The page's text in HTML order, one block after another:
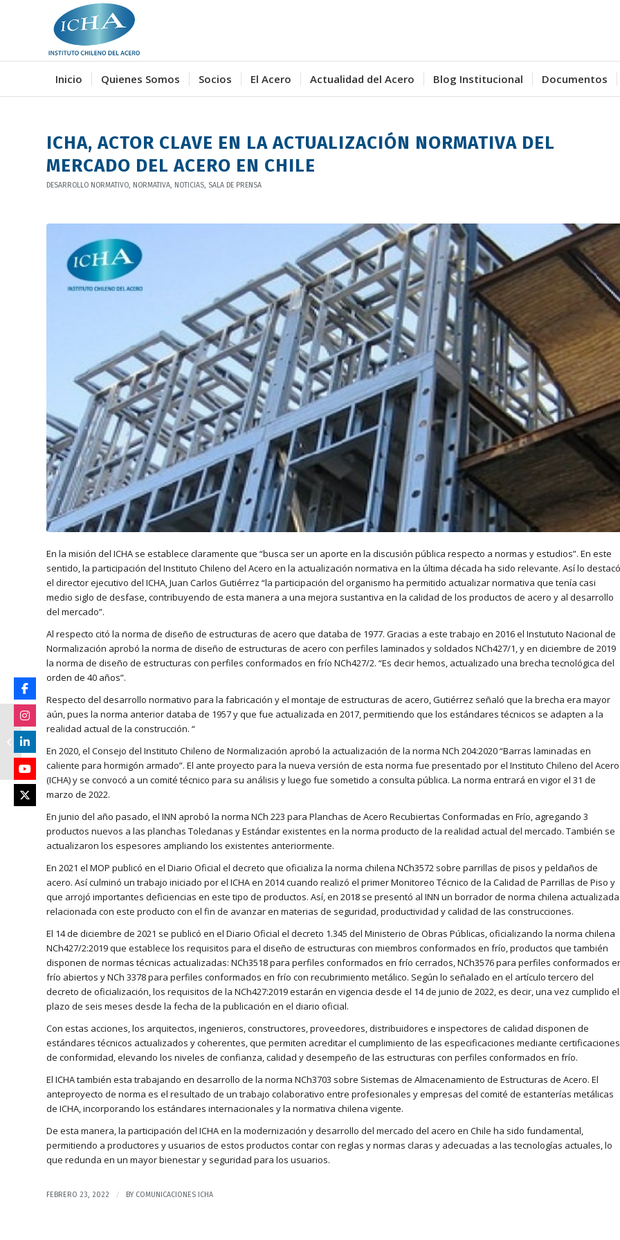
Inicio Quienes Somos Socios El Acero Actualidad del Acero Blog Institucional Documentos
ICHA, ACTOR CLAVE EN LA ACTUALIZACIÓN NORMATIVA DEL
MERCADO DEL ACERO EN CHILE
DESARROLLO NORMATIVO, NORMATIVA, NOTICIAS, SALA DE PRENSA
En la misión del ICHA se establece claramente que “busca ser un aporte en la discusión pública respecto a normas y estudios”. En este
sentido, la participación del Instituto Chileno del Acero en la actualización normativa en la última década ha sido relevante. Así lo destacó
el director ejecutivo del ICHA, Juan Carlos Gutiérrez “la participación del organismo ha permitido actualizar normativa que tenía casi
medio siglo de desfase, contribuyendo de esta manera a una mejora sustantiva en la calidad de los productos de acero y al desarrollo
del mercado”.
Al respecto citó la norma de diseño de estructuras de acero que databa de 1977. Gracias a este trabajo en 2016 el Instututo Nacional de
Normalización aprobó la norma de diseño de estructuras de acero con perfiles laminados y soldados NCh427/1, y en diciembre de 2019
la norma de diseño de estructuras con perfiles conformados en frío NCh427/2. “Es decir hemos, actualizado una brecha tecnológica del
orden de 40 años”.
Respecto del desarrollo normativo para la fabricación y el montaje de estructuras de acero, Gutiérrez señaló que la brecha era mayor
aún, pues la norma anterior databa de 1957 y que fue actualizada en 2017, permitiendo que los estándares técnicos se adapten a la
realidad actual de la construcción. “
En 2020, el Consejo del Instituto Chileno de Normalización aprobó la actualización de la norma NCh 204:2020 “Barras laminadas en
caliente para hormigón armado”. El ante proyecto para la nueva versión de esta norma fue presentado por el Instituto Chileno del Acero
(ICHA) y se convocó a un comité técnico para su análisis y luego fue sometido a consulta pública. La norma entrará en vigor el 31 de
marzo de 2022.
En junio del año pasado, el INN aprobó la norma NCh 223 para Planchas de Acero Recubiertas Conformadas en Frío, agregando 3
productos nuevos a las planchas Toledanas y Estándar existentes en la norma producto de la realidad actual del mercado. También se
actualizaron los espesores ampliando los existentes anteriormente.
En 2021 el MOP publicó en el Diario Oficial el decreto que oficializa la norma chilena NCh3572 sobre parrillas de pisos y peldaños de
acero. Así culminó un trabajo iniciado por el ICHA en 2014 cuando realizó el primer Monitoreo Técnico de la Calidad de Parrillas de Piso y
que arrojó importantes deficiencias en este tipo de productos. Así, en 2018 se presentó al INN un borrador de norma chilena actualizada
relacionada con este producto con el fin de avanzar en materias de seguridad, productividad y calidad de las construcciones.
El 14 de diciembre de 2021 se publicó en el Diario Oficial el decreto 1.345 del Ministerio de Obras Públicas, oficializando la norma chilena
NCh427/2:2019 que establece los requisitos para el diseño de estructuras con miembros conformados en frío, productos que también
disponen de normas técnicas actualizadas: NCh3518 para perfiles conformados en frío cerrados, NCh3576 para perfiles conformados
frío abiertos y NCh 3378 para perfiles conformados en frío con recubrimiento metálico. Según lo señalado en el artículo tercero del
decreto de oficialización, los requisitos de la NCh427:2019 estarán en vigencia desde el 14 de junio de 2022, es decir, una vez cumplido el
plazo de seis meses desde la fecha de la publicación en el diario oficial.
Con estas acciones, los arquitectos, ingenieros, constructores, proveedores, distribuidores e inspectores de calidad disponen de
estándares técnicos actualizados y coherentes, que permiten acreditar el cumplimiento de las especificaciones mediante certificaciones
de conformidad, elevando los niveles de confianza, calidad y desempeño de las estructuras con perfiles conformados en frío.
El ICHA también esta trabajando en desarrollo de la norma NCh3703 sobre Sistemas de Almacenamiento de Estructuras de Acero. El
anteproyecto de norma es el resultado de un trabajo colaborativo entre profesionales y empresas del comité de estanterías metálicas
de ICHA, incorporando los estándares internacionales y la normativa chilena vigente.
De esta manera, la participación del ICHA en la modernización y desarrollo del mercado del acero en Chile ha sido fundamental,
permitiendo a productores y usuarios de estos productos contar con reglas y normas claras y adecuadas a las tecnologías actuales, lo
que redunda en un mayor bienestar y seguridad para los usuarios.
FEBRERO 23, 2022 / BY COMUNICACIONES ICHA
Invitación a encuesta
“Priorización de
medidas de mitigación
de Gases...